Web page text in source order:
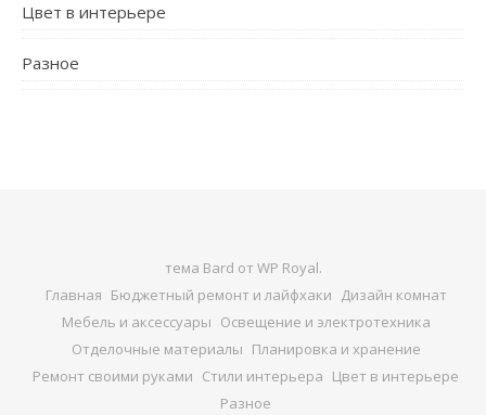
Цвет в интерьере
Разное
тема Bard от WP Royal.
Главная Бюджетный ремонт и лайфхаки Дизайн комнат
Мебель и аксессуары Освещение и электротехника
Отделочные материалы Планировка и хранение
Ремонт своими руками Стили интерьера Цвет в интерьере
Разное